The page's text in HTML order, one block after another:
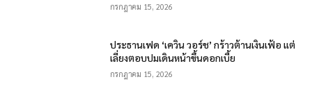
กรกฎาคม 15, 2026
ประธานเฟด ‘เควิน วอร์ช’ กร้าวต้านเงินเฟ้อ แต่
เลี่ยงตอบปมเดินหน้าขึ้นดอกเบี้ย
กรกฎาคม 15, 2026